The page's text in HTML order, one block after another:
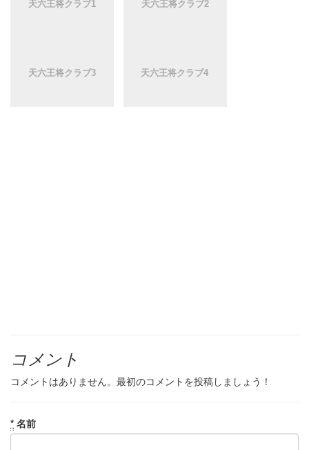
コメント
コメントはありません。最初のコメントを投稿しましょう！
* 名前